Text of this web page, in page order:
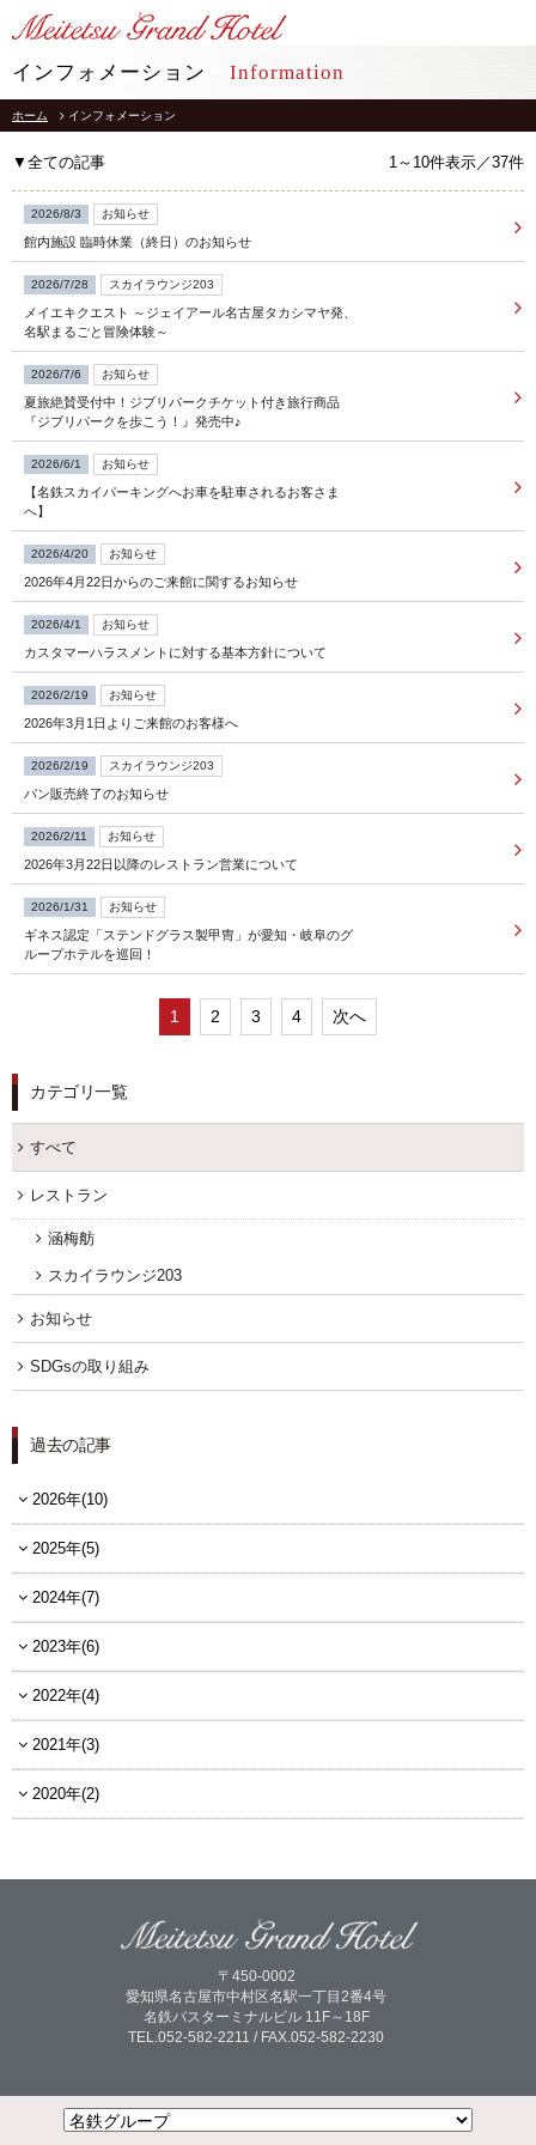
LANGUAGE
TOP トップ
STAY 宿泊
RESTAURANT レストラン
インフォメーション
館内施設
アクセス
よくあるご質問
お問合せ
お取引様用通報窓口
採用情報
会社概要
ホテルパンフレット
FOLLOW US
宿泊プラン一覧
レストラン予約
インフォメーション Information
ホーム インフォメーション
▼全ての記事 1～10件表示／37件
2026/8/3 お知らせ
館内施設 臨時休業（終日）のお知らせ
2026/7/28 スカイラウンジ203
メイエキクエスト ～ジェイアール名古屋タカシマヤ発、
名駅まるごと冒険体験～
2026/7/6 お知らせ
夏旅絶賛受付中！ジブリパークチケット付き旅行商品
『ジブリパークを歩こう！』発売中♪
2026/6/1 お知らせ
【名鉄スカイパーキングへお車を駐車されるお客さま
へ】
2026/4/20 お知らせ
2026年4月22日からのご来館に関するお知らせ
2026/4/1 お知らせ
カスタマーハラスメントに対する基本方針について
2026/2/19 お知らせ
2026年3月1日よりご来館のお客様へ
2026/2/19 スカイラウンジ203
パン販売終了のお知らせ
2026/2/11 お知らせ
2026年3月22日以降のレストラン営業について
2026/1/31 お知らせ
ギネス認定「ステンドグラス製甲冑」が愛知・岐阜のグ
ループホテルを巡回！
1 2 3 4 次へ
カテゴリ一覧
すべて
レストラン
涵梅舫
スカイラウンジ203
お知らせ
SDGsの取り組み
過去の記事
2026年(10)
2025年(5)
2024年(7)
2023年(6)
2022年(4)
2021年(3)
2020年(2)
〒450-0002
愛知県名古屋市中村区名駅一丁目2番4号
名鉄バスターミナルビル 11F～18F
TEL.052-582-2211 / FAX.052-582-2230